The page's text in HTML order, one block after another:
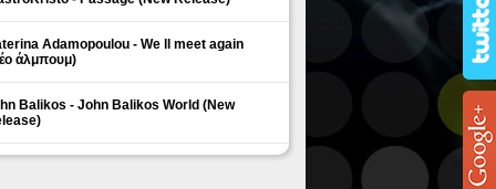
Adamopoulou - We ll meet again
άλμπουμ)
Balikos - John Balikos World (New